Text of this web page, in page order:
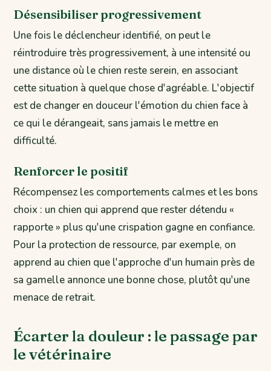
Désensibiliser progressivement
Une fois le déclencheur identifié, on peut le
réintroduire très progressivement, à une intensité ou
une distance où le chien reste serein, en associant
cette situation à quelque chose d'agréable. L'objectif
est de changer en douceur l'émotion du chien face à
ce qui le dérangeait, sans jamais le mettre en
difficulté.
Renforcer le positif
Récompensez les comportements calmes et les bons
choix : un chien qui apprend que rester détendu «
rapporte » plus qu'une crispation gagne en confiance.
Pour la protection de ressource, par exemple, on
apprend au chien que l'approche d'un humain près de
sa gamelle annonce une bonne chose, plutôt qu'une
menace de retrait.
Écarter la douleur : le passage par
le vétérinaire